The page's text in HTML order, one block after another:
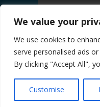
We value your
We use cookies to
serve personalised ads
By clicking "Accept All",
Customise
for:
Copyright © 2026,
Patria, parlamentarele și presa
Themes